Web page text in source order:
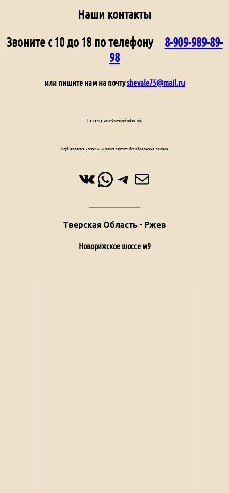
Наши контакты
Звоните с 10 до 18 по телефону
8-909-989-89-
98
или пишите нам на почтуshevale75@mail.ru
ВКонтакте
WhatsApp
Telegram
Почта
Тверская Область - Ржев
Новорижское шоссе м9